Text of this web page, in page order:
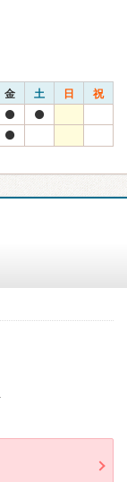
金 土 日 祝